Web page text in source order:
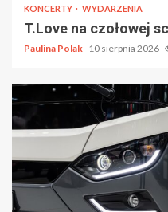
KONCERTY WYDARZENIA
T.Love na czołowej
Paulina Polak 10 sierpnia 2026